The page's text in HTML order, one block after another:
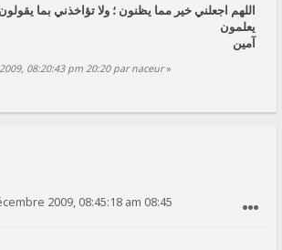
اللهم اجعلني خير مما يظنون ؛ ولا تؤاخذني بما
يعلمون
آمين
08:20:43 pm 20:20 par naceur»
2009, 08:45:18 am 08:45